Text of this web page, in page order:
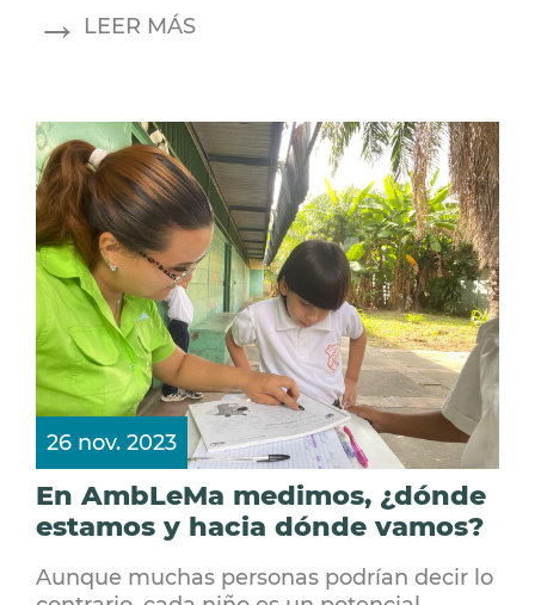
LEER MÁS
26 nov. 2023
En AmbLeMa medimos, ¿dónde
estamos y hacia dónde vamos?
Aunque muchas personas podrían decir lo